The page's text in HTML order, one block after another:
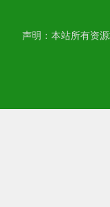
声明：本站所有资